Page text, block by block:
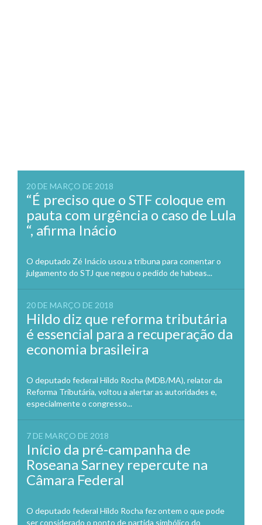
20 DE MARÇO DE 2018
“É preciso que o STF coloque em
pauta com urgência o caso de Lula
“, afirma Inácio
O deputado Zé Inácio usou a tribuna para comentar o
julgamento do STJ que negou o pedido de habeas...
20 DE MARÇO DE 2018
Hildo diz que reforma tributária
é essencial para a recuperação da
economia brasileira
O deputado federal Hildo Rocha (MDB/MA), relator da
Reforma Tributária, voltou a alertar as autoridades e,
especialmente o congresso...
7 DE MARÇO DE 2018
Início da pré-campanha de
Roseana Sarney repercute na
Câmara Federal
O deputado federal Hildo Rocha fez ontem o que pode
ser considerado o ponto de partida simbólico do